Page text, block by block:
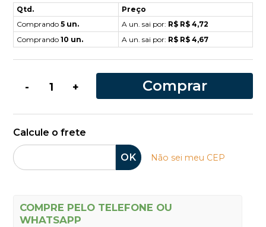
Qtd.
Preço
Comprando 5 un. A un. sai por: R$ R$ 4,72
Comprando 10 un. A un. sai por: R$ R$ 4,67
- + Comprar
Calcule o frete
OK Não sei meu CEP
COMPRE PELO TELEFONE OU
WHATSAPP